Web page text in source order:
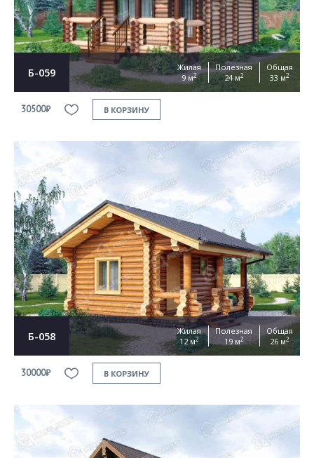
Б-059
Жилая
9 м2
Полезная
24 м2
Общая
33 м2
30500₽ В КОРЗИНУ
Б-058
Жилая
12 м2
Полезная
19 м2
Общая
26 м2
30000₽ В КОРЗИНУ